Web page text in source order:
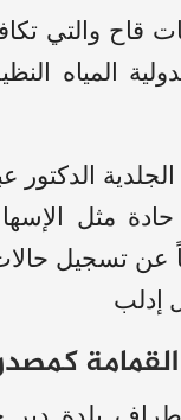
قاح والتي
المياه
الدكتور
مثل
تسجيل حالات
إدلب